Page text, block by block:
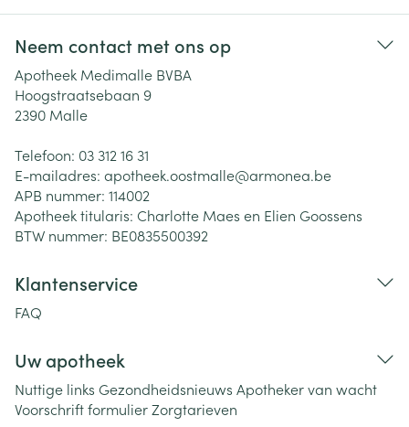
Neem contact met ons op
Apotheek Medimalle BVBA
Hoogstraatsebaan 9
2390 Malle
Telefoon: 03 312 16 31
E-mailadres: apotheek.oostmalle@armonea.be
APB nummer: 114002
Apotheek titularis: Charlotte Maes en Elien Goossens
BTW nummer: BE0835500392
Klantenservice
FAQ
Uw apotheek
Nuttige links Gezondheidsnieuws Apotheker van wacht
Voorschrift formulierZorgtarieven